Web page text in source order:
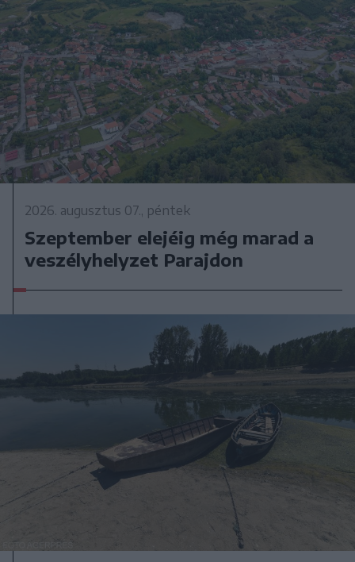
2026. augusztus 07., péntek
Szeptember elejéig még marad a
veszélyhelyzet Parajdon